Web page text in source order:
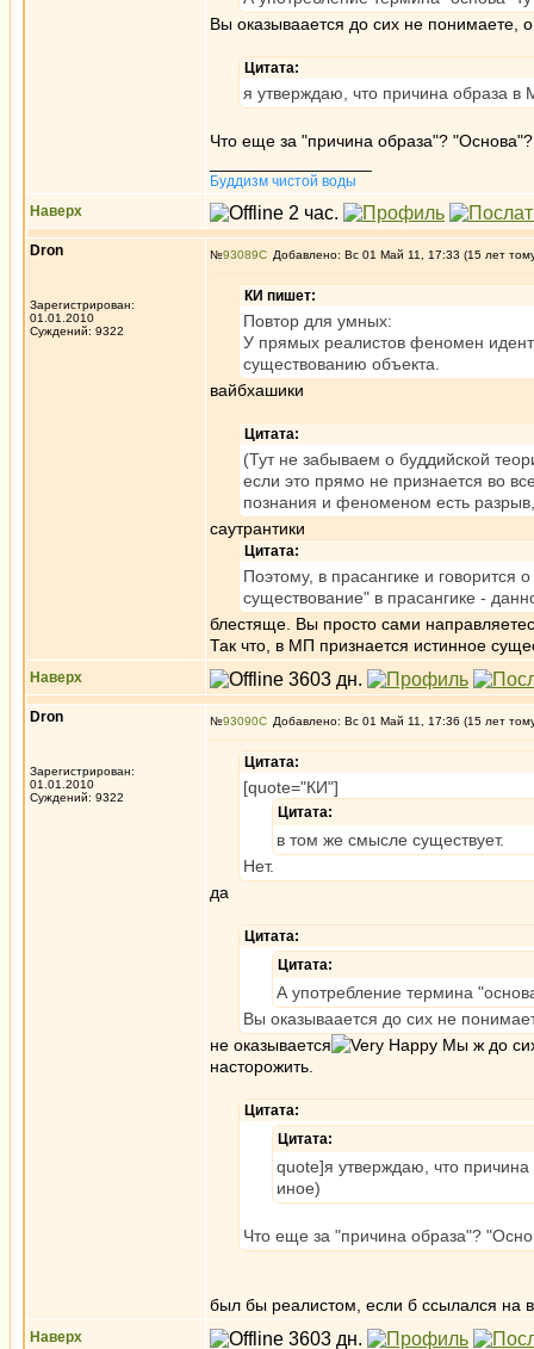
Вы оказываается до сих не понимаете,
Цитата:
я утверждаю, что причина образа
Что еще за "причина образа"?
Буддизм чистой воды
Наверх
Dron
Зарегистрирован:
01.01.2010
Суждений: 9322
№93089 Добавлено: Вс 01 Май 11, 17:33 (15 лет
КИ пишет:
Повтор для умных:
У прямых реалистов феномен
существованию объекта.
вайбхашики
Цитата:
(Тут не забываем о буддийской
если это прямо не признается во
познания и феноменом есть
саутрантики
Цитата:
Поэтому, в прасангике и
существование" в прасангике -
блестяще. Вы просто сами
Так что, в МП признается истинное
Наверх
Dron
Зарегистрирован:
01.01.2010
Суждений: 9322
№93090 Добавлено: Вс 01 Май 11, 17:36 (15 лет
Цитата:
[quote="КИ"]
Цитата:
в том же смысле существует.
Нет.
да
Цитата:
Цитата:
А употребление термина
Вы оказываается до сих не
не оказывается
Мы ж до
насторожить.
Цитата:
Цитата:
quote]я утверждаю, что
иное)
Что еще за "причина образа"?
был бы реалистом, если б ссылался на
Наверх